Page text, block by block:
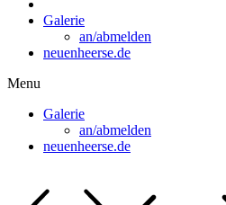
Galerie
an/abmelden
neuenheerse.de
Menu
Galerie
an/abmelden
neuenheerse.de